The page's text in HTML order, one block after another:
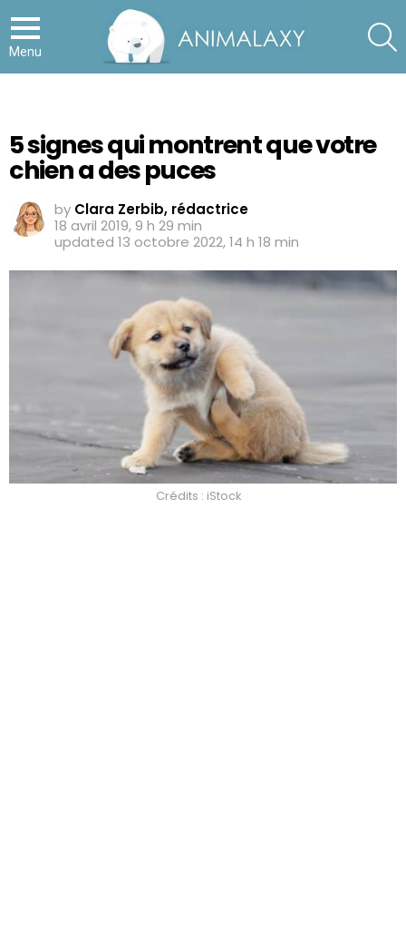
Menu
5 signes qui montrent que votre
chien a des puces
by Clara Zerbib, rédactrice
18 avril 2019, 9 h 29 min
updated 13 octobre 2022, 14 h 18 min
Crédits : iStock